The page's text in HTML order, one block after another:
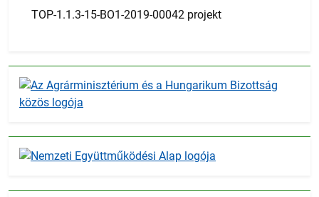
TOP-1.1.3-15-BO1-2019-00042 projekt